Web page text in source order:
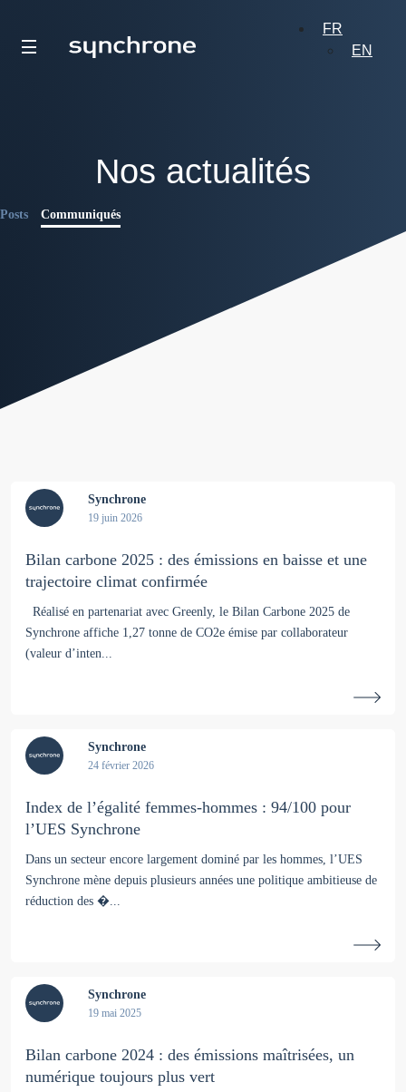
FR
EN
Nos actualités
Posts Communiqués
Synchrone
19 juin 2026
Bilan carbone 2025 : des émissions en baisse et une
trajectoire climat confirmée
Réalisé en partenariat avec Greenly, le Bilan Carbone 2025 de
Synchrone affiche 1,27 tonne de CO2e émise par collaborateur
(valeur d’inten...
Synchrone
24 février 2026
Index de l’égalité femmes-hommes : 94/100 pour
l’UES Synchrone
Dans un secteur encore largement dominé par les hommes, l’UES
Synchrone mène depuis plusieurs années une politique ambitieuse de
réduction des �...
Synchrone
19 mai 2025
Bilan carbone 2024 : des émissions maîtrisées, un
numérique toujours plus vert